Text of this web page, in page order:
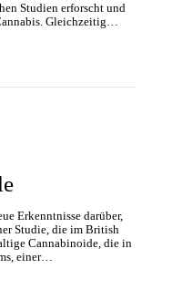
Studien erforscht und
Gleichzeitig…
Erkenntnisse darüber,
Studie, die im British
Cannabinoide, die in
einer…